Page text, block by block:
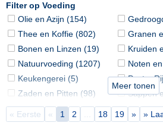
Filter op Voeding
Olie en Azijn (154)
Thee en Koffie (802)
Bonen en Linzen (19)
Natuurvoeding (1207)
Keukengerei (5)
Zaden en Pitten (98)
Babyvoeding (82)
Dieetvoeding (7)
Granen
Kruiden
Noten
Pasta,
Sappen
Suikers
Meer tonen
« Eerste « 1 2 18 19 » »